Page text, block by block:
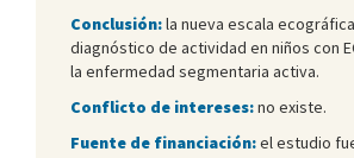
Conclusión:la nueva escala
diagnóstico de actividad en niños con
la enfermedad segmentaria activa.
Conflicto de intereses:no existe.
Fuente de financiación:el estudio